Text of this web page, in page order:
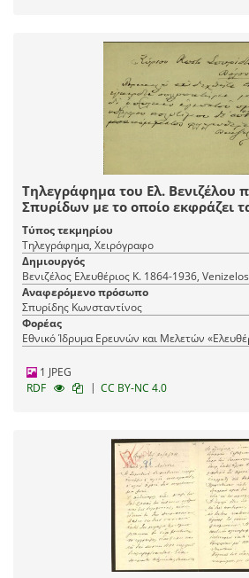
Τηλεγράφημα του Ελ. Βενιζέλου
Σπυρίδων με το οποίο εκφράζει
του για την απώλεια του αδελφού
αγωνιστή του Κόμματος των
Τύπος τεκμηρίου
Τηλεγράφημα, Χειρόγραφο
Δημιουργός
Βενιζέλος Ελευθέριος Κ. 1864-1936,
Αναφερόμενο πρόσωπο
Σπυρίδης Κωνσταντίνος
Φορέας
Εθνικό Ίδρυμα Ερευνών και Μελετών
1 JPEG
RDF
| CC BY-NC 4.0